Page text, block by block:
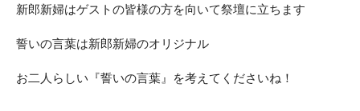
»プライバシーポリシー
新郎新婦はゲストの皆様の方を向いて祭壇に立ちます
誓いの言葉は新郎新婦のオリジナル
お二人らしい『誓いの言葉』を考えてくださいね！